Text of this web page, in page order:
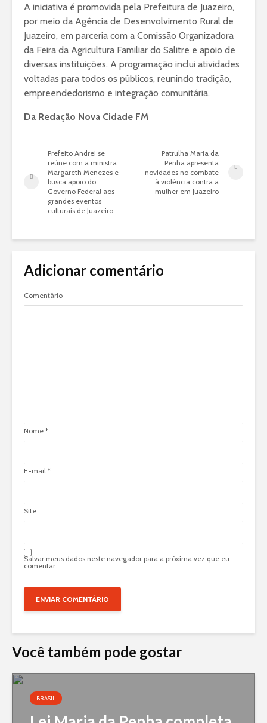
A iniciativa é promovida pela Prefeitura de Juazeiro,
por meio da Agência de Desenvolvimento Rural de
Juazeiro, em parceria com a Comissão Organizadora
da Feira da Agricultura Familiar do Salitre e apoio de
diversas instituições. A programação inclui atividades
voltadas para todos os públicos, reunindo tradição,
empreendedorismo e integração comunitária.
Da Redação Nova Cidade FM
Prefeito Andrei se
reúne com a ministra
Margareth Menezes e
busca apoio do
Governo Federal aos
grandes eventos
culturais de Juazeiro
Patrulha Maria da
Penha apresenta
novidades no combate
à violência contra a
mulher em Juazeiro
Adicionar comentário
Comentário
Nome *
E-mail *
Site
Salvar meus dados neste navegador para a próxima vez que eu
comentar.
Você também pode gostar
BRASIL